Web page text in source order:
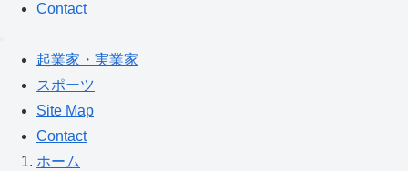
Contact
起業家・実業家
スポーツ
Site Map
Contact
ホーム